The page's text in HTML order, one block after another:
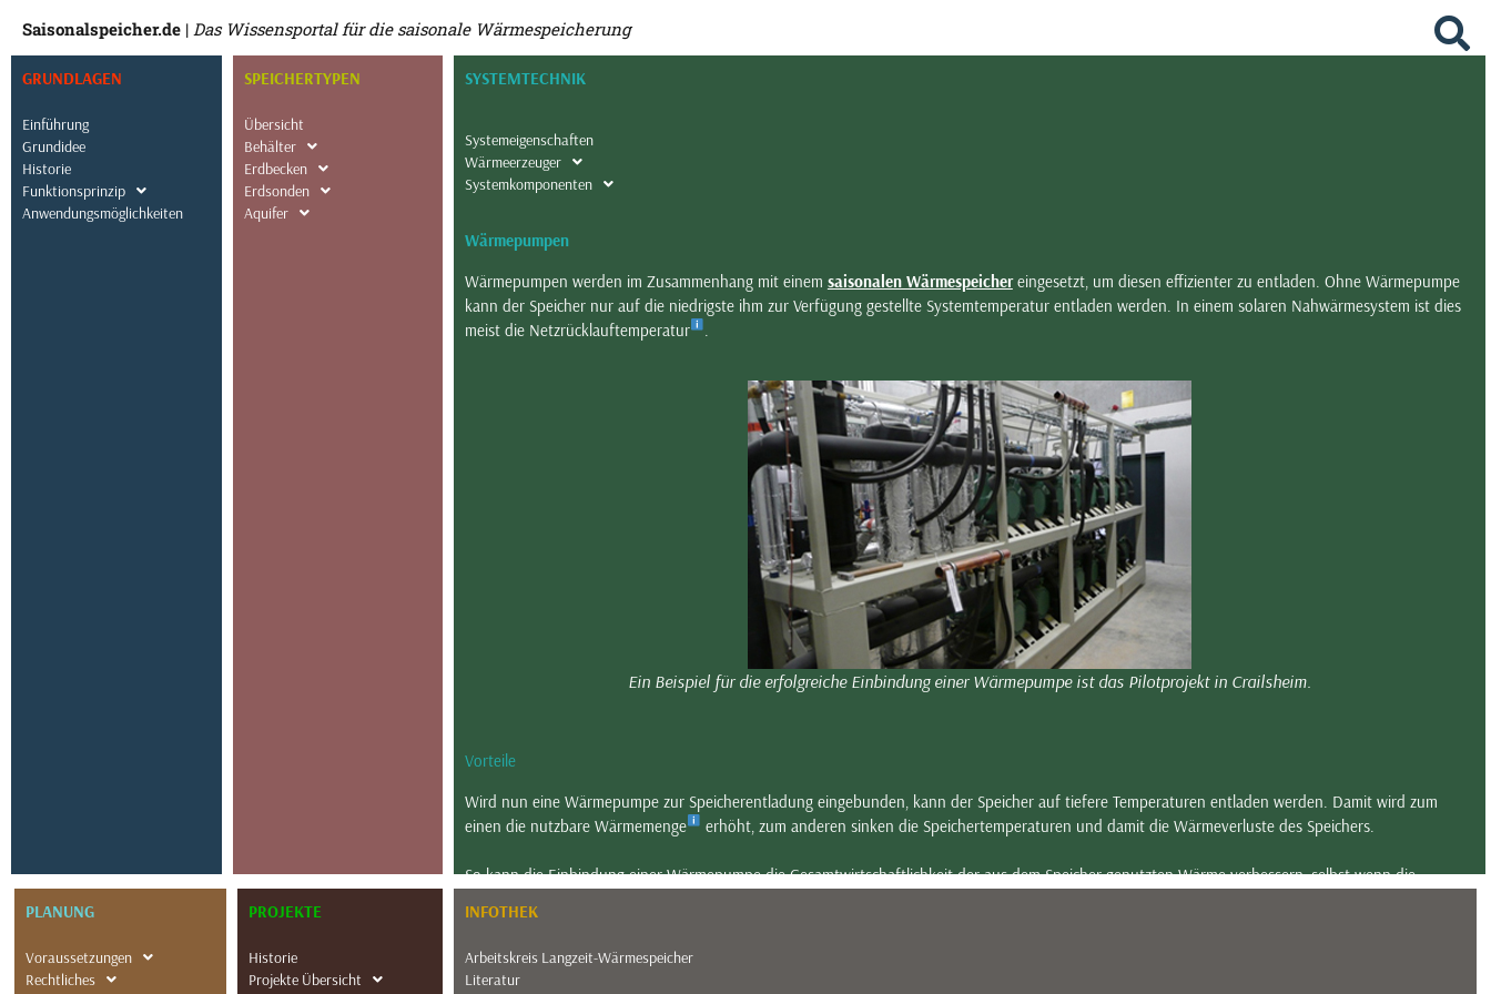
Saisonalspeicher.de | Das Wissensportal für die saisonale Wärmespeicherung
GRUNDLAGEN
Einführung
Grundidee
Historie
Funktionsprinzip
Anwendungsmöglichkeiten
SPEICHERTYPEN
Übersicht
Behälter
Erdbecken
Erdsonden
Aquifer
SYSTEMTECHNIK
Systemeigenschaften
Wärmeerzeuger
Systemkomponenten
Wärmepumpen
Wärmepumpen werden im Zusammenhang mit einem saisonalen Wärmespeichereingesetzt, um diesen effizienter zu entladen. Ohne Wärmepumpe
kann der Speicher nur auf die niedrigste ihm zur Verfügung gestellte Systemtemperatur entladen werden. In einem solaren Nahwärmesystem ist dies
meist die Netzrücklauftemperatur
Ein Beispiel für die erfolgreiche Einbindung einer Wärmepumpe ist das Pilotprojekt in Crailsheim.
Vorteile
Wird nun eine Wärmepumpe zur Speicherentladung eingebunden, kann der Speicher auf tiefere Temperaturen entladen werden. Damit wird zum
einen die nutzbare Wärmemenge
erhöht, zum anderen sinken die Speichertemperaturen und damit die Wärmeverluste des Speichers.
So kann die Einbindung einer Wärmepumpe die Gesamtwirtschaftlichkeit der aus dem Speicher genutzten Wärme verbessern, selbst wenn die
PLANUNG
Voraussetzungen
Rechtliches
PROJEKTE
Historie
Projekte Übersicht
INFOTHEK
Arbeitskreis Langzeit-Wärmespeicher
Literatur